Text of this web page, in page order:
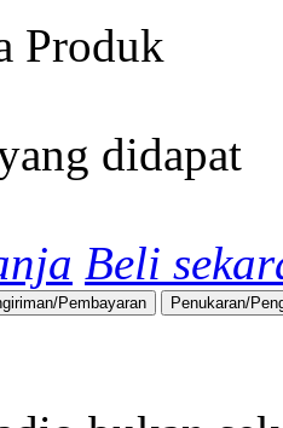
Produk
didapat
Beli
Pembayaran Penukaran/